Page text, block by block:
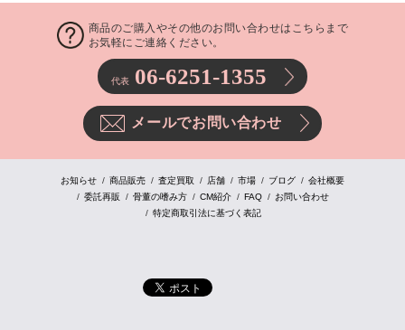
商品のご購入やその他のお問い合わせはこちらまで
お気軽にご連絡ください。
代表 06-6251-1355
メールでお問い合わせ
お知らせ 商品販売 査定買取 店舗 市場 ブログ
会社概要
委託再販
骨董の嗜み方 CM紹介 FAQ
お問い合わせ
特定商取引法に基づく表記